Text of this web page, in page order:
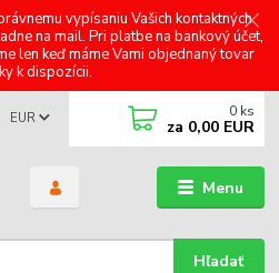
vypísaniu Vašich kontaktných
na mail. Pri platbe na bankový účet,
len keď máme Vami objednaný tovar
k dispozícii.
Menu
EUR
Hľadať
0 ks
za 0,00 EUR